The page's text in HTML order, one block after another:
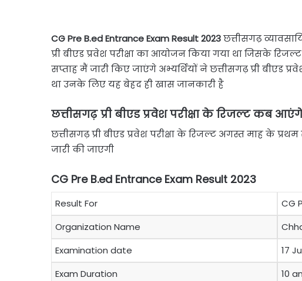
CG Pre B.ed Entrance Exam Result 2023छत्तीसगढ़
प्री बीएड प्रवेश परीक्षा का आयोजन किया गया था जिसके
सप्ताह मैं जारी किए जाएंगे अभ्यर्थियों ने छत्तीसगढ़ प्री बीएड
था उनके लिए यह बेहद ही खास जानकारी है
छत्तीसगढ़ प्री बीएड प्रवेश परीक्षा के रिजल्ट कब आएंगे
छत्तीसगढ़ प्री बीएड प्रवेश परीक्षा के रिजल्ट अगस्त माह के
जारी की जाएगी
CG Pre B.ed Entrance Exam Result 2023
Result For
CG
Organization Name
Examination date
17
Exam Duration
10